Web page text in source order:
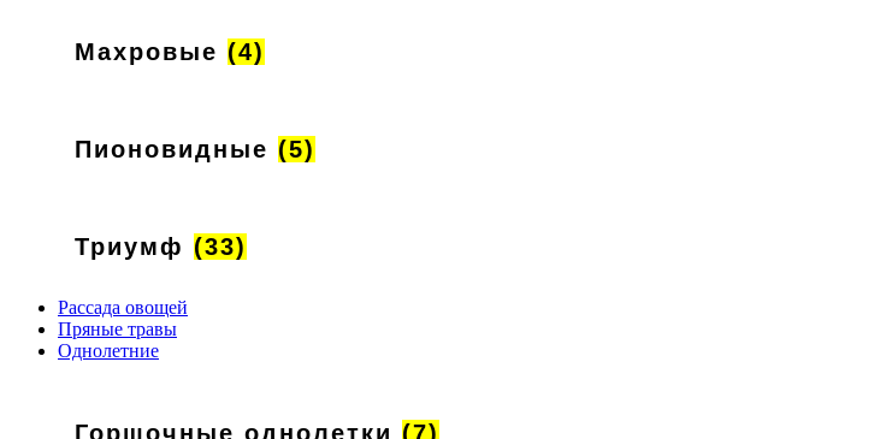
Махровые (4)
Пионовидные (5)
Триумф (33)
Рассада овощей
Пряные травы
Однолетние
Горшочные однолетки (7)